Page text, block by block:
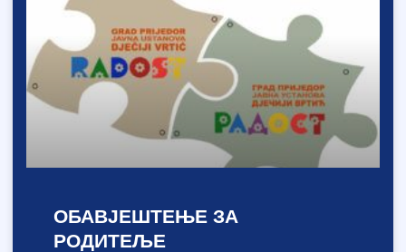
ОБАВЈЕШТЕЊЕ ЗА
РОДИТЕЉЕ